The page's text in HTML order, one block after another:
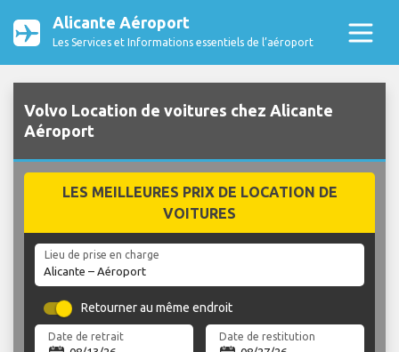
Alicante Aéroport
Les Services et Informations essentiels de l’aéroport
Volvo Location de voitures chez Alicante
Aéroport
LES MEILLEURES PRIX DE LOCATION DE
VOITURES
Lieu de prise en charge
Retourner au même endroit
Date de retrait Date de restitution